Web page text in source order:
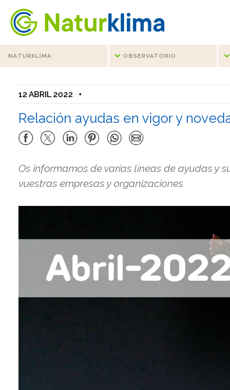
Ir al índice principal de contenidos
Ir a los contenidos
NATURKLIMA OBSERVATORIO
12 ABRIL 2022 •
Relación ayudas en vigor y
Os informamos de varias líneas de ayudas y
vuestras empresas y organizaciones